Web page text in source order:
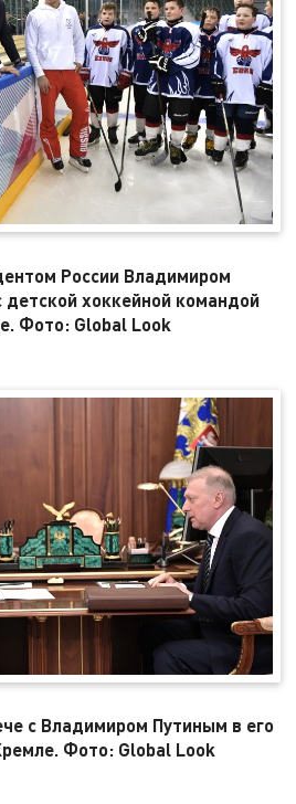
России Владимиром
детской хоккейной командой
Фото: Global Look
с Владимиром Путиным в его
Фото: Global Look